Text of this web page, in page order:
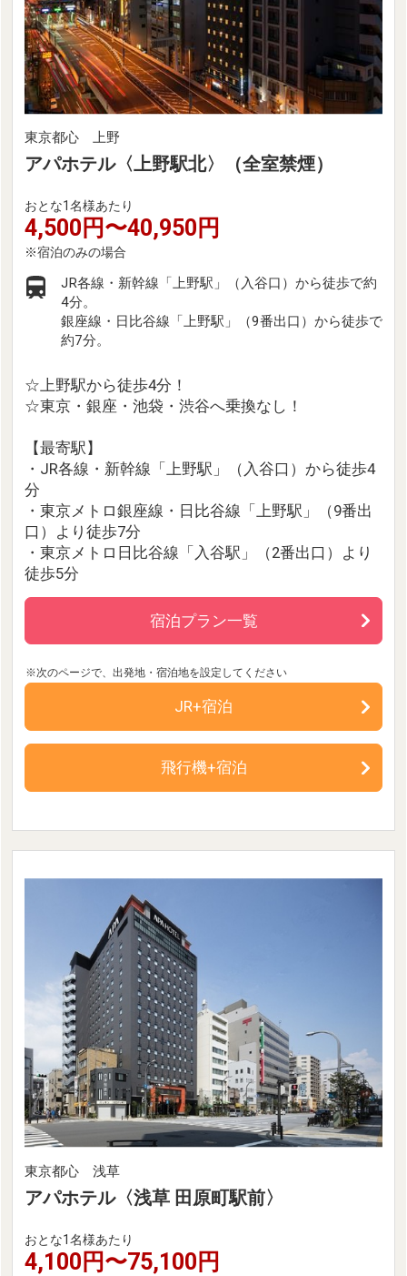
東京都心 上野
アパホテル〈上野駅北〉（全室禁煙）
おとな1名様あたり
4,500円〜40,950円
JR各線・新幹線「上野駅」（入谷口）から徒歩で約
4分。
銀座線・日比谷線「上野駅」（9番出口）から徒歩で
約7分。
☆上野駅から徒歩4分！
☆東京・銀座・池袋・渋谷へ乗換なし！
【最寄駅】
・JR各線・新幹線「上野駅」（入谷口）から徒歩4
分
・東京メトロ銀座線・日比谷線「上野駅」（9番出
口）より徒歩7分
・東京メトロ日比谷線「入谷駅」（2番出口）より
徒歩5分
宿泊プラン一覧
JR+宿泊
飛行機+宿泊
東京都心 浅草
アパホテル〈浅草 田原町駅前〉
おとな1名様あたり
4,100円〜75,100円